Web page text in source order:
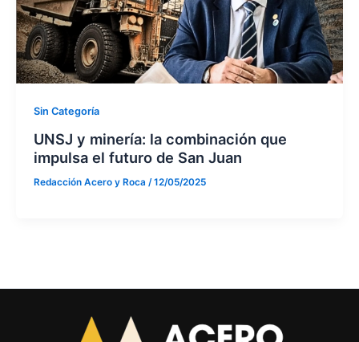
Sin Categoría
UNSJ y minería: la combinación que
impulsa el futuro de San Juan
Redacción Acero y Roca /12/05/2025